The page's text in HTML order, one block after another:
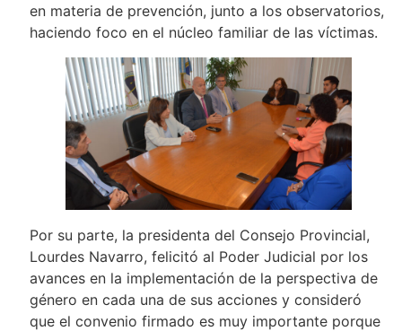
en materia de prevención, junto a los observatorios,
haciendo foco en el núcleo familiar de las víctimas.
Por su parte, la presidenta del Consejo Provincial,
Lourdes Navarro, felicitó al Poder Judicial por los
avances en la implementación de la perspectiva de
género en cada una de sus acciones y consideró
que el convenio firmado es muy importante porque